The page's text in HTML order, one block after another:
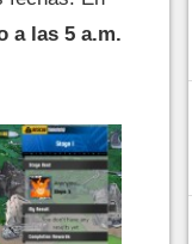
a las 5 a.m.